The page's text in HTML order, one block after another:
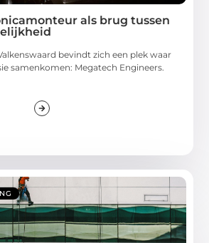
als brug tussen
bevindt zich een plek waar
samenkomen: Megatech Engineers.